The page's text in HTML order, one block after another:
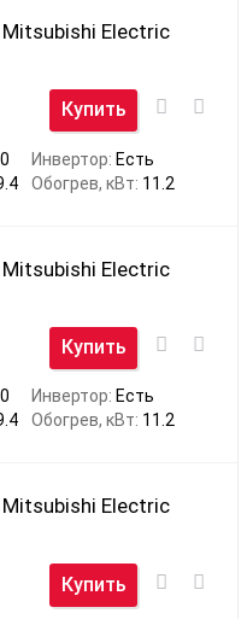
Electric
Купить
Инвертор: Есть
Обогрев, кВт: 11.2
Electric
Купить
Инвертор: Есть
Обогрев, кВт: 11.2
Electric
Купить